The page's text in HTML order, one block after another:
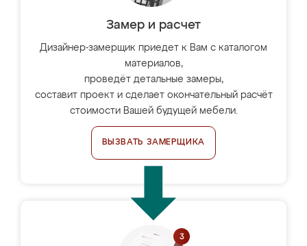
Замер и расчет
Дизайнер-замерщик приедет к Вам с каталогом
материалов,
проведёт детальные замеры,
составит проект и сделает окончательный расчёт
стоимости Вашей будущей мебели.
ВЫЗВАТЬ ЗАМЕРЩИКА